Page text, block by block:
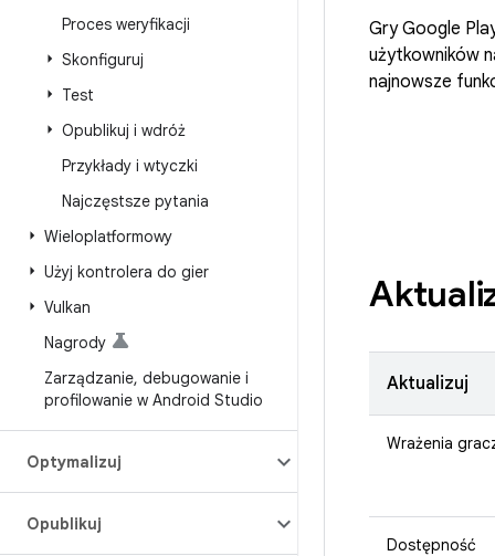
Proces weryfikacji
Skonfiguruj
Test
Opublikuj i wdróż
Przykłady i wtyczki
Najczęstsze pytania
Wieloplatformowy
Użyj kontrolera do gier
Vulkan
Nagrody
Zarządzanie, debugowanie i
profilowanie w Android Studio
Optymalizuj
Opublikuj
Gry Google
użytkowników
najnowsze
Aktualizuj
Wrażenia
Dostępność